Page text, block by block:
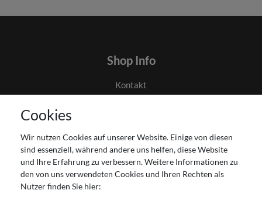
Shop Info
Kontakt
Impressum
Widerrufsrecht
Zahlung und Versand
Unser Ladengeschäft
Cookies
Wir nutzen Cookies auf unserer Website. Einige von diesen
sind essenziell, während andere uns helfen, diese Website
und Ihre Erfahrung zu verbessern. Weitere Informationen zu
den von uns verwendeten Cookies und Ihren Rechten als
Nutzer finden Sie hier: